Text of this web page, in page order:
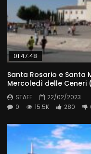
01:47:48
Santa Rosario e Santa
Mercoledì delle Ceneri
STAFF
22/02/2023
0
15.5K 280